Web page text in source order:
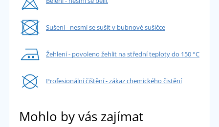
Sušení - nesmí se sušit v bubnové sušičce
Žehlení - povoleno žehlit na střední teploty do 150 °C
Profesionální čištění - zákaz chemického čistění
Mohlo by vás zajímat